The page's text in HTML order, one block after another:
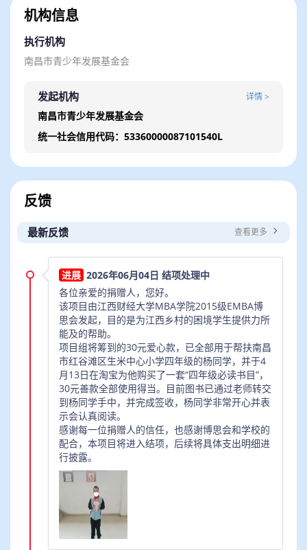
博思有爱 情在赣鄱
江西财经大学MBA学院2015级EMBA博思会（简称博
思会）热切关注公益慈善事业，集合了一批爱心校
友，以班级为引导，以学校为单位，开展爱心公益活
动，帮扶困境学子，在校内及社会推动了良好的社会
价值观导向。
机构信息
执行机构
南昌市青少年发展基金会
发起机构 详情 >
南昌市青少年发展基金会
统一社会信用代码：53360000087101540L
反馈
最新反馈 查看更多
2026年06月04日 结项处理中
各位亲爱的捐赠人，您好。
该项目由江西财经大学MBA学院2015级EMBA博
思会发起，目的是为江西乡村的困境学生提供力所
能及的帮助。
项目组将筹到的30元爱心款，已全部用于帮扶南昌
市红谷滩区生米中心小学四年级的杨同学，并于4
月13日在淘宝为他购买了一套“四年级必读书目”，
30元善款全部使用得当。目前图书已通过老师转交
到杨同学手中，并完成签收，杨同学非常开心并表
示会认真阅读。
感谢每一位捐赠人的信任，也感谢博思会和学校的
配合，本项目将进入结项，后续将具体支出明细进
行披露。